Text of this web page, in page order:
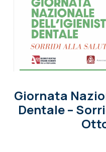
Giornata
Dentale –